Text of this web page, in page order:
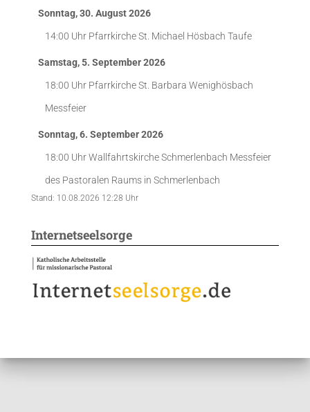
Sonntag, 30. August 2026
14:00 Uhr Pfarrkirche St. Michael Hösbach Taufe
Samstag, 5. September 2026
18:00 Uhr Pfarrkirche St. Barbara Wenighösbach
Messfeier
Sonntag, 6. September 2026
18:00 UhrWallfahrtskirche Schmerlenbach Messfeier
des Pastoralen Raums in Schmerlenbach
Stand: 10.08.2026 12:28 Uhr
Internetseelsorge